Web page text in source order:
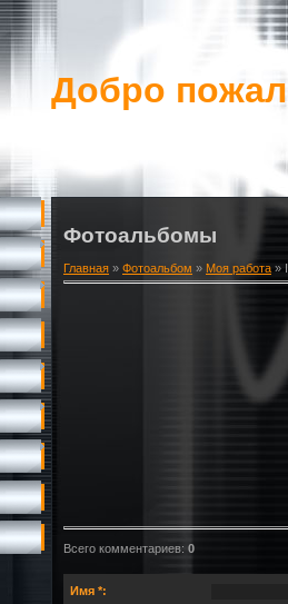
Добро
Фотоальбомы
Главная » Фотоальбом » Моя работа »
Всего комментариев: 0
Имя *: